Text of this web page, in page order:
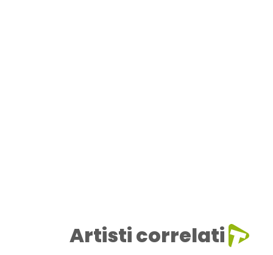
Artisti correlati